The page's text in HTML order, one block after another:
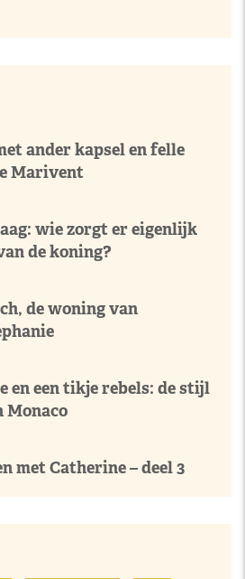
ander kapsel en felle
Marivent
wie zorgt er eigenlijk
de koning?
de woning van
en een tikje rebels: de stijl
Monaco
met Catherine – deel 3